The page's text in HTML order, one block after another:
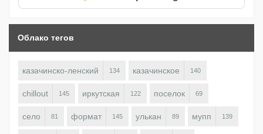
Облако тегов
казачинско-ленский 134 казачинское 140
chillout 145 иркутская 122 поселок 69
село 81 формат 145 улькан 89 мупп 139